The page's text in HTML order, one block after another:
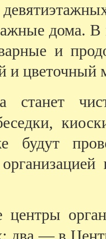
дома.
и
и цветочный
станет
будут
центры